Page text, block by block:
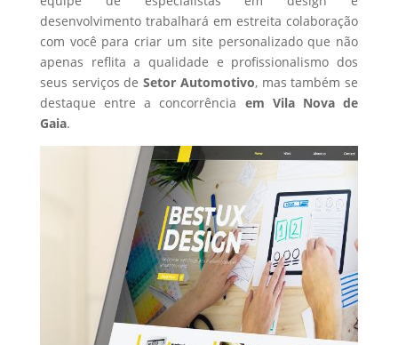
desenvolvimento trabalhará em estreita colaboração
com você para criar um site personalizado que não
apenas reflita a qualidade e profissionalismo dos
seus serviços deSetor Automotivo, mas também se
destaque entre a concorrência em Vila Nova de
Gaia.